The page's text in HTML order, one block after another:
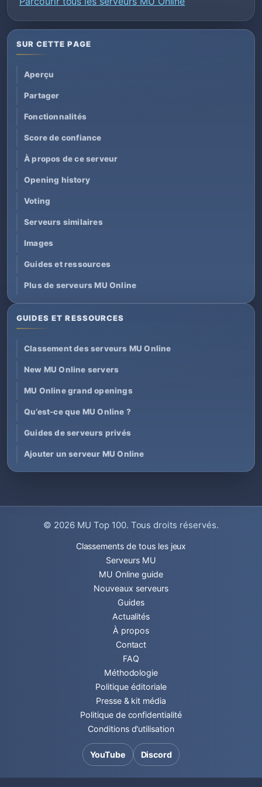
SUR CETTE PAGE
Aperçu
Partager
Fonctionnalités
Score de confiance
À propos de ce serveur
Opening history
Voting
Serveurs similaires
Images
Guides et ressources
Plus de serveurs MU Online
GUIDES ET RESSOURCES
Classement des serveurs MU Online
New MU Online servers
MU Online grand openings
Qu’est-ce que MU Online ?
Guides de serveurs privés
Ajouter un serveur MU Online
© 2026 MU Top 100. Tous droits réservés.
Classements de tous les jeux
Serveurs MU
MU Online guide
Nouveaux serveurs
Guides
Actualités
À propos
Contact
FAQ
Méthodologie
Politique éditoriale
Presse & kit média
Politique de confidentialité
Conditions d'utilisation
YouTube Discord